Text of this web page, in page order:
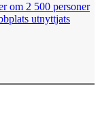
om 2 500 personer
utnyttjats